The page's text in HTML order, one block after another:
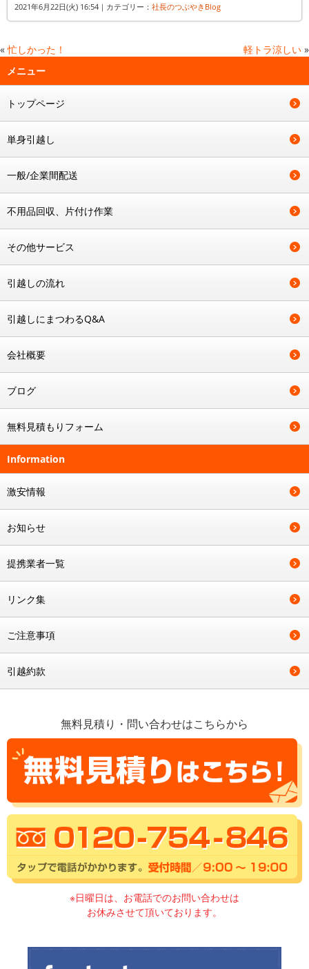
2021年6月22日(火) 16:54｜カテゴリー： 社長のつぶやきBlog
«忙しかった！ 軽トラ涼しい »
メニュー
トップページ
単身引越し
一般/企業間配送
不用品回収、片付け作業
その他サービス
引越しの流れ
引越しにまつわるQ&A
会社概要
ブログ
無料見積もりフォーム
Information
激安情報
お知らせ
提携業者一覧
リンク集
ご注意事項
引越約款
無料見積り・問い合わせはこちらから
※日曜日は、お電話でのお問い合わせは
お休みさせて頂いております。